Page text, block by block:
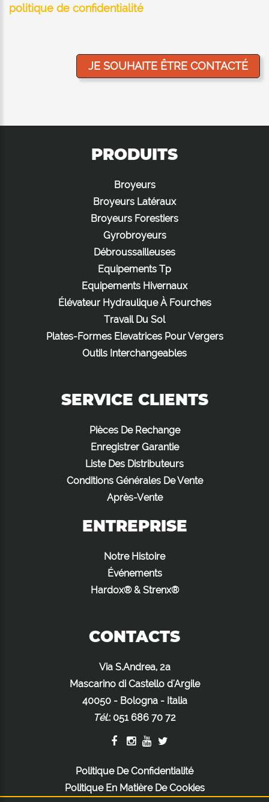
politique de confidentialité
PRODUITS
Broyeurs
Broyeurs Latéraux
Broyeurs Forestiers
Gyrobroyeurs
Débroussailleuses
Equipements Tp
Equipements Hivernaux
Élévateur Hydraulique À Fourches
Travail Du Sol
Plates-Formes Elevatrices Pour Vergers
Outils Interchangeables
SERVICE CLIENTS
Pièces De Rechange
Enregistrer Garantie
Liste Des Distributeurs
Conditions Générales De Vente
Après-Vente
ENTREPRISE
Notre Histoire
Événements
Hardox® & Strenx®
CONTACTS
Via S.Andrea, 2a
Mascarino di Castello d'Argile
40050 - Bologna - Italia
Tél.: 051 686 70 72
Politique De Confidentialité
Politique En Matière De Cookies